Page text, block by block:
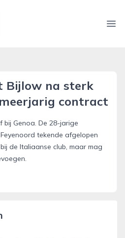
Bijlow na sterk
contract
bij Genoa. De 28-jarige
tekende afgelopen
de Italiaanse club, maar mag